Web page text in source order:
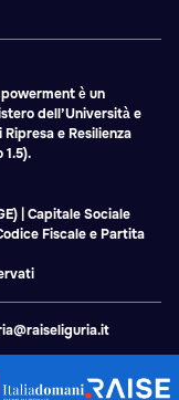
è un
dell’Università e
e Resilienza
1.5).
| Capitale Sociale
Fiscale e Partita